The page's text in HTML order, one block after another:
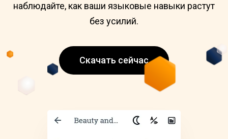
наблюдайте, как ваши языковые навыки растут
без усилий.
Скачать сейчас